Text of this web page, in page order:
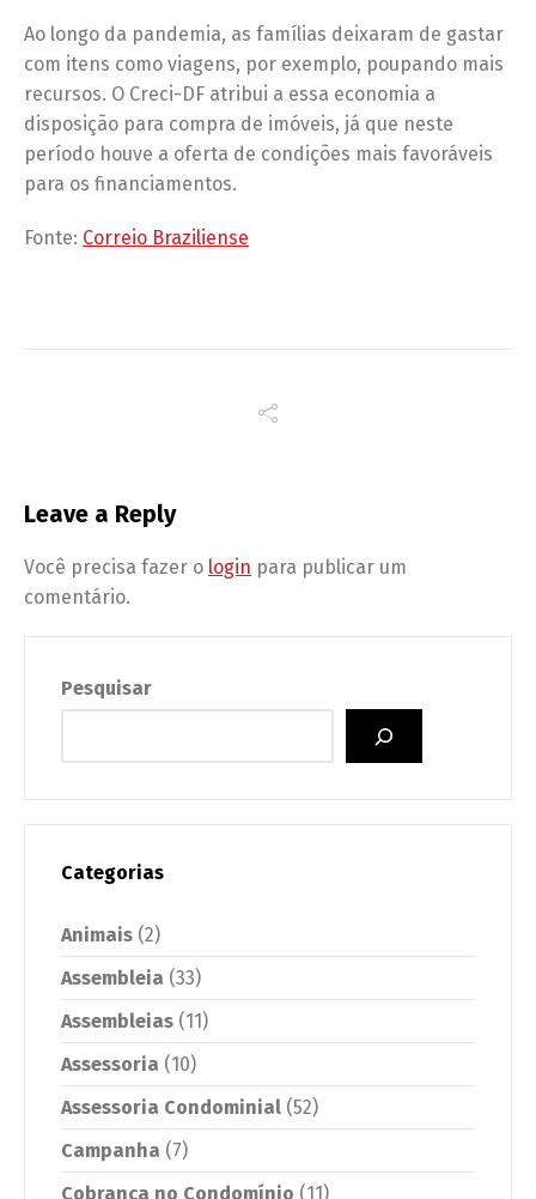
Ao longo da pandemia, as famílias deixaram de gastar
com itens como viagens, por exemplo, poupando mais
recursos. O Creci-DF atribui a essa economia a
disposição para compra de imóveis, já que neste
período houve a oferta de condições mais favoráveis
para os financiamentos.
Fonte: Correio Braziliense
Leave a Reply
Você precisa fazer o login para publicar um
comentário.
Pesquisar
Categorias
Animais (2)
Assembleia (33)
Assembleias (11)
Assessoria (10)
Assessoria Condominial (52)
Campanha (7)
Cobrança no Condomínio (11)